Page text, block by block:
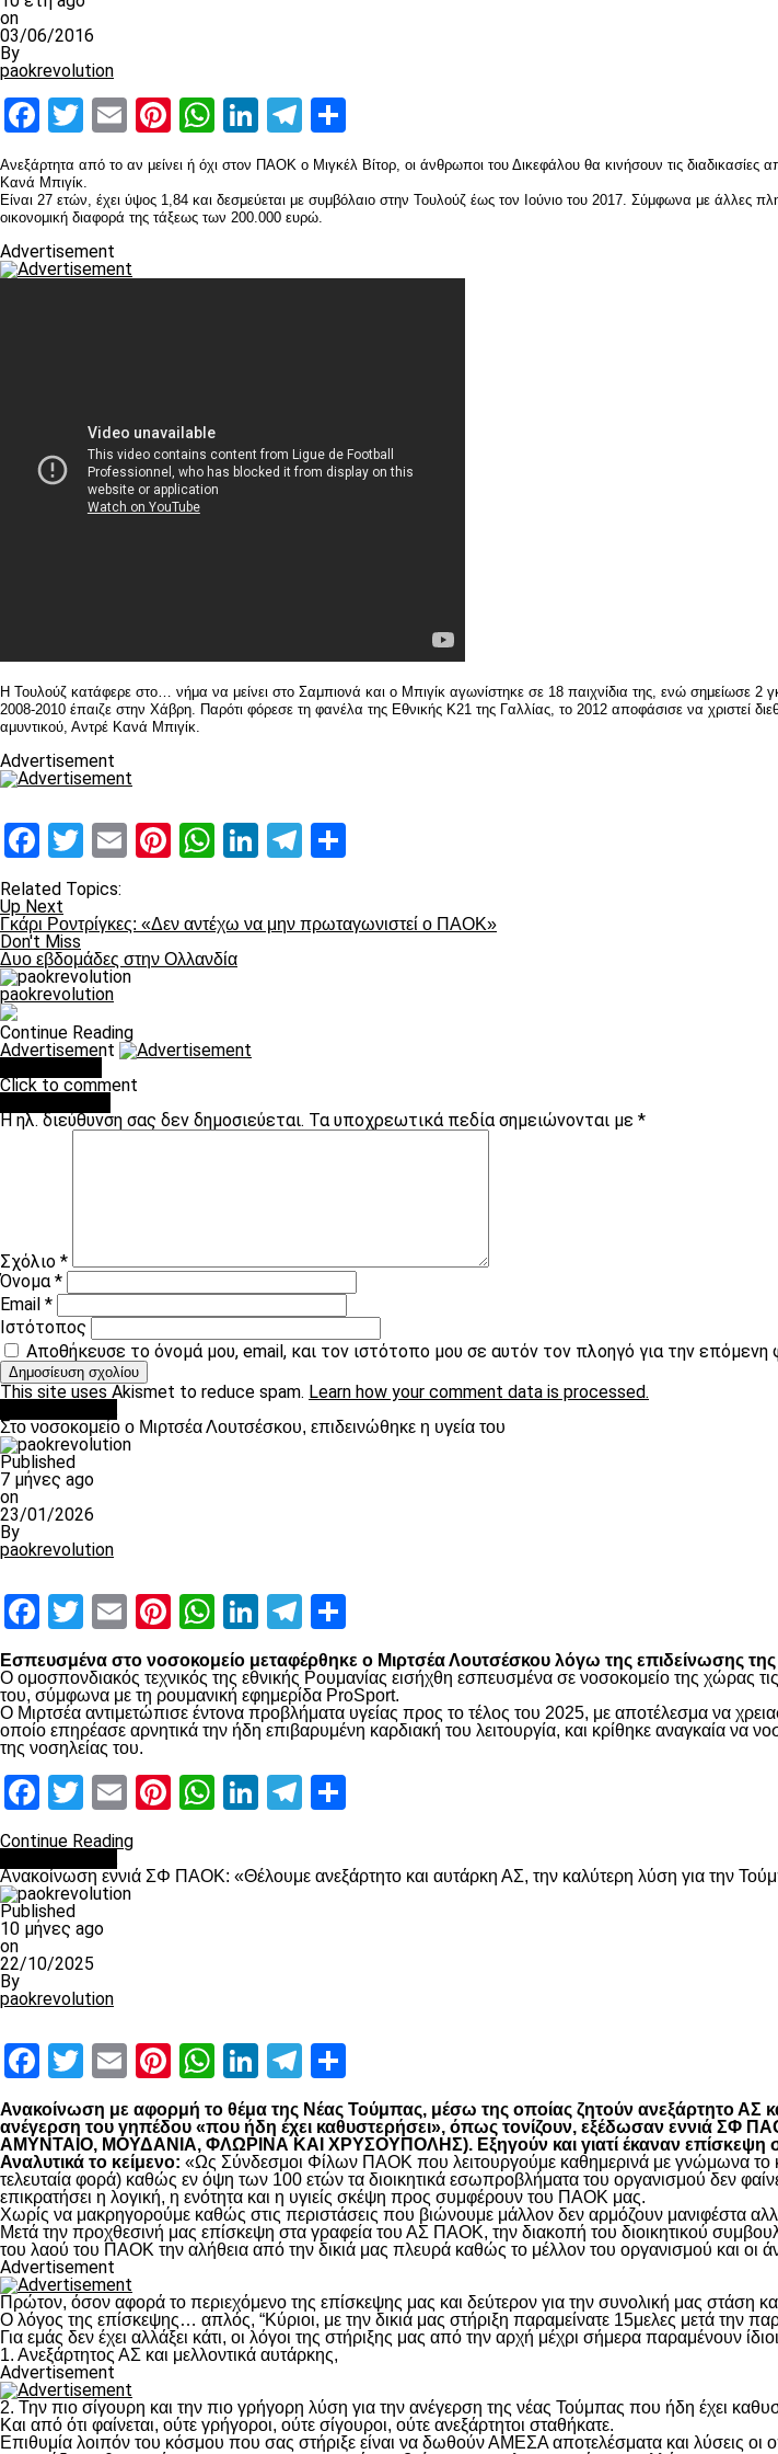
on
03/06/2016
By
paokrevolution
Facebook
Twitter
EmailPinterest
WhatsApp
LinkedIn
Telegram
Ανεξάρτητα από το αν μείνει ή όχι στον ΠΑΟΚ ο Μιγκέλ Βίτορ, οι άνθρωποι του Δικεφάλου θα κινήσουν τις
Κανά Μπιγίκ.
Είναι 27 ετών, έχει ύψος 1,84 και δεσμεύεται με συμβόλαιο στην Τουλούζ έως τον Ιούνιο του 2017. Σύμφωνα με
οικονομική διαφορά της τάξεως των 200.000 ευρώ.
Advertisement
Η Τουλούζ κατάφερε στο… νήμα να μείνει στο Σαμπιονά και ο Μπιγίκ αγωνίστηκε σε 18 παιχνίδια της, ενώ σημείωσε 2
2008-2010 έπαιζε στην Χάβρη. Παρότι φόρεσε τη φανέλα της Εθνικής Κ21 της Γαλλίας, το 2012 αποφάσισε να χριστεί
αμυντικού, Αντρέ Κανά Μπιγίκ.
Advertisement
Facebook
Twitter
EmailPinterest
WhatsApp
LinkedIn
Telegram
Related Topics:
Up Next
Γκάρι Ροντρίγκες: «Δεν αντέχω να μην πρωταγωνιστεί ο ΠΑΟΚ»
Don't Miss
Δυο εβδομάδες στην Ολλανδία
paokrevolution
Continue Reading
Advertisement
Click to comment
Η ηλ. διεύθυνση σας δεν δημοσιεύεται. Τα υποχρεωτικά πεδία σημειώνονται με *
Σχόλιο *
Όνομα*
Email *
Ιστότοπος
Αποθήκευσε το όνομά μου, email, και τον ιστότοπο μου σε αυτόν τον πλοηγό για την
This site uses Akismet to reduce spam. Learn how your comment data is processed.
Στο νοσοκομείο ο Μιρτσέα Λουτσέσκου, επιδεινώθηκε η υγεία του
Published
7 μήνες ago
on
23/01/2026
By
paokrevolution
Facebook
Twitter
EmailPinterest
WhatsApp
LinkedIn
Telegram
Εσπευσμένα στο νοσοκομείο μεταφέρθηκε ο Μιρτσέα Λουτσέσκου λόγω της επιδείνωσης της
Ο ομοσπονδιακός τεχνικός της εθνικής Ρουμανίας εισήχθη εσπευσμένα σε νοσοκομείο της χώρας
του, σύμφωνα με τη ρουμανική εφημερίδα ProSport.
Ο Μιρτσέα αντιμετώπισε έντονα προβλήματα υγείας προς το τέλος του 2025, με αποτέλεσμα να
οποίο επηρέασε αρνητικά την ήδη επιβαρυμένη καρδιακή του λειτουργία, και κρίθηκε αναγκαία να
της νοσηλείας του.
Facebook
Twitter
EmailPinterest
WhatsApp
LinkedIn
Telegram
Continue Reading
Ανακοίνωση εννιά ΣΦ ΠΑΟΚ: «Θέλουμε ανεξάρτητο και αυτάρκη ΑΣ, την καλύτερη λύση για την
Published
10 μήνες ago
on
22/10/2025
By
paokrevolution
Facebook
Twitter
EmailPinterest
WhatsApp
LinkedIn
Telegram
Ανακοίνωση με αφορμή το θέμα της Νέας Τούμπας, μέσω της οποίας ζητούν ανεξάρτητο ΑΣ
ανέγερση του γηπέδου «που ήδη έχει καθυστερήσει», όπως τονίζουν, εξέδωσαν
ΑΜΥΝΤΑΙΟ, ΜΟΥΔΑΝΙΑ, ΦΛΩΡΙΝΑ ΚΑΙ ΧΡΥΣΟΥΠΟΛΗΣ). Εξηγούν και γιατί έκαναν επίσκεψη
Αναλυτικά το κείμενο: «Ως Σύνδεσμοι Φίλων ΠΑΟΚ που λειτουργούμε καθημερινά με γνώμωνα το
τελευταία φορά) καθώς εν όψη των 100 ετών τα διοικητικά εσωπροβλήματα του οργανισμού δεν
επικρατήσει η λογική, η ενότητα και η υγιείς σκέψη προς συμφέρουν του ΠΑΟΚ μας.
Χωρίς να μακρηγορούμε καθώς στις περιστάσεις που βιώνουμε μάλλον δεν αρμόζουν μανιφέστα
Μετά την προχθεσινή μας επίσκεψη στα γραφεία του ΑΣ ΠΑΟΚ, την διακοπή του διοικητικού
του λαού του ΠΑΟΚ την αλήθεια από την δικιά μας πλευρά καθώς το μέλλον του οργανισμού και
Advertisement
Πρώτον, όσον αφορά το περιεχόμενο της επίσκεψης μας και δεύτερον για την συνολική μας στάση
Ο λόγος της επίσκεψης… απλός, “Κύριοι, με την δικιά μας στήριξη παραμείνατε 15μελες μετά την
Για εμάς δεν έχει αλλάξει κάτι, οι λόγοι της στήριξης μας από την αρχή μέχρι σήμερα παραμένουν
1. Ανεξάρτητος ΑΣ και μελλοντικά αυτάρκης,
Advertisement
2. Την πιο σίγουρη και την πιο γρήγορη λύση για την ανέγερση της νέας Τούμπας που ήδη έχει
Και από ότι φαίνεται, ούτε γρήγοροι, ούτε σίγουροι, ούτε ανεξάρτητοι σταθήκατε.
Επιθυμία λοιπόν του κόσμου που σας στήριξε είναι να δωθούν ΑΜΕΣΑ αποτελέσματα και λύσεις οι